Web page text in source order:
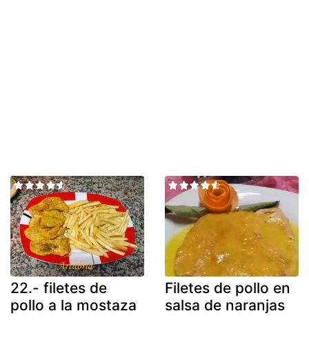
22.- filetes de
pollo a la mostaza
Filetes de pollo en
salsa de naranjas